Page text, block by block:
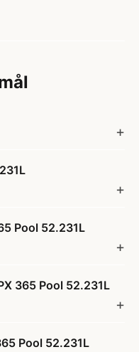
Pool 52.231L
365 Pool 52.231L
Pool 52.231L